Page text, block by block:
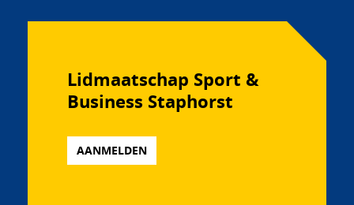
Lidmaatschap Sport &
Business Staphorst
AANMELDEN